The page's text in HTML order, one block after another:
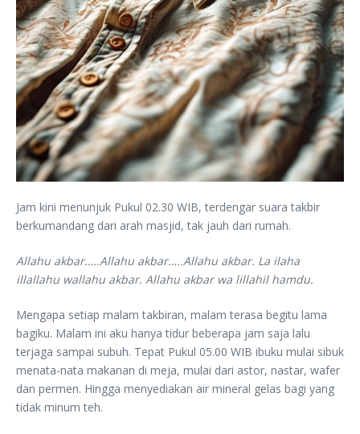
Jam kini menunjuk Pukul 02.30 WIB, terdengar suara takbir
berkumandang dari arah masjid, tak jauh dari rumah.
Allahu akbar…..Allahu akbar…..Allahu akbar. La ilaha
illallahu wallahu akbar. Allahu akbar wa lillahil hamdu.
Mengapa setiap malam takbiran, malam terasa begitu lama
bagiku. Malam ini aku hanya tidur beberapa jam saja lalu
terjaga sampai subuh. Tepat Pukul 05.00 WIB ibuku mulai sibuk
menata-nata makanan di meja, mulai dari astor, nastar, wafer
dan permen. Hingga menyediakan air mineral gelas bagi yang
tidak minum teh.